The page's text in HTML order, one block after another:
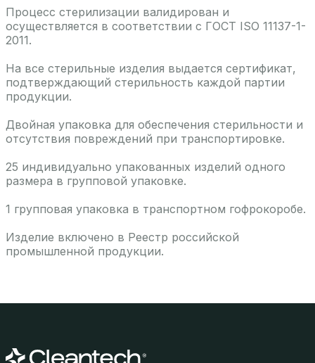
Процесс стерилизации валидирован и
осуществляется в соответствии с ГОСТ ISO 11137-1-
2011.
На все стерильные изделия выдается сертификат,
подтверждающий стерильность каждой партии
продукции.
Двойная упаковка для обеспечения стерильности и
отсутствия повреждений при транспортировке.
25 индивидуально упакованных изделий одного
размера в групповой упаковке.
1 групповая упаковка в транспортном гофрокоробе.
Изделие включено в Реестр российской
промышленной продукции.